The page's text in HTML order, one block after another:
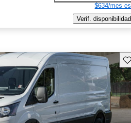
$634/mes
Verif. disponibilidad